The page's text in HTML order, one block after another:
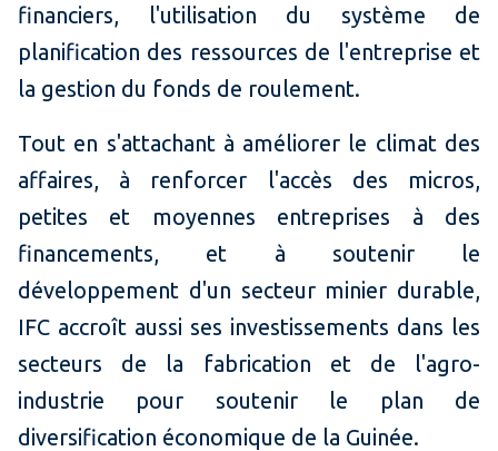
financiers, l'utilisation du système de
planification des ressources de l'entreprise et
la gestion du fonds de roulement.
Tout en s'attachant à améliorer le climat des
affaires, à renforcer l'accès des micros,
petites et moyennes entreprises à des
financements, et à soutenir le
développement d'un secteur minier durable,
IFC accroît aussi ses investissements dans les
secteurs de la fabrication et de l'agro-
industrie pour soutenir le plan de
diversification économique de la Guinée.